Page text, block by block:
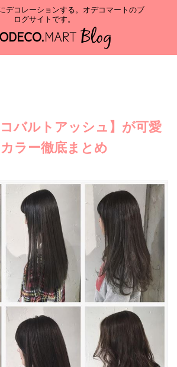
デコレーションする。オデコマートのブ
ログサイトです。
バルトアッシュ】が可愛
ラー徹底まとめ